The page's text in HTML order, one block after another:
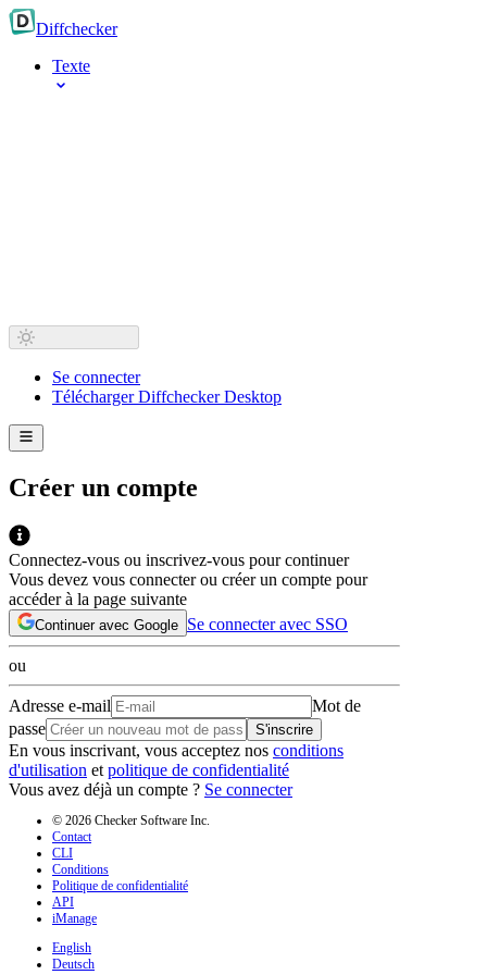
Diffchecker
Texte
Se connecter
Télécharger Diffchecker Desktop
Créer un compte
Connectez-vous ou inscrivez-vous pour continuer
Vous devez vous connecter ou créer un compte pour
accéder à la page suivante
Continuer avec Google Se connecter avec SSO
ou
Adresse e-mail
Mot de
passe
S'inscrire
En vous inscrivant, vous acceptez nos conditions
d'utilisation et politique de confidentialité
Vous avez déjà un compte ? Se connecter
© 2026 Checker Software Inc.
Contact
CLI
Conditions
Politique de confidentialité
API
iManage
English
Deutsch